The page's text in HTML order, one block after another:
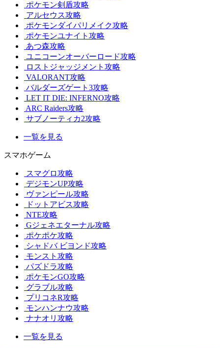
ポケモン剣盾攻略
アルセウス攻略
ポケモンダイパリメイク攻略
ポケモンユナイト攻略
あつ森攻略
ユニコーンオーバーロード攻略
ロストジャッジメント攻略
VALORANT攻略
バルダーズゲート3攻略
LET IT DIE: INFERNO攻略
ARC Raiders攻略
サブノーティカ2攻略
一覧を見る
スマホゲーム
スマグロ攻略
デジモンUP攻略
ヴァンピール攻略
ドットアビス攻略
NTE攻略
Gジェネエターナル攻略
ポケポケ攻略
シャドバ ビヨンド攻略
モンスト攻略
パズドラ攻略
ポケモンGO攻略
グラブル攻略
プリコネR攻略
モンハンナウ攻略
ナナオリ攻略
一覧を見る